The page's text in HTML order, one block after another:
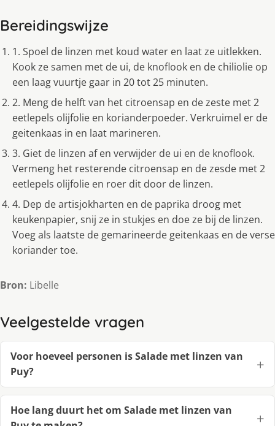
Bereidingswijze
1. Spoel de linzen met koud water en laat ze uitlekken.
Kook ze samen met de ui, de knoflook en de chiliolie op
een laag vuurtje gaar in 20 tot 25 minuten.
2. Meng de helft van het citroensap en de zeste met 2
eetlepels olijfolie en korianderpoeder. Verkruimel er de
geitenkaas in en laat marineren.
3. Giet de linzen af en verwijder de ui en de knoflook.
Vermeng het resterende citroensap en de zesde met 2
eetlepels olijfolie en roer dit door de linzen.
4. Dep de artisjokharten en de paprika droog met
keukenpapier, snij ze in stukjes en doe ze bij de linzen.
Voeg als laatste de gemarineerde geitenkaas en de verse
koriander toe.
Bron: Libelle
Veelgestelde vragen
Voor hoeveel personen is Salade met linzen van
Puy?
Hoe lang duurt het om Salade met linzen van